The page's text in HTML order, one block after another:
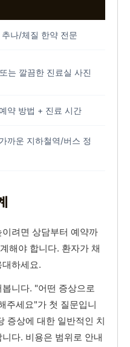
나/체질 한약 전문
는 깔끔한 진료실 사진
약 방법 + 진료 시간
까운 지하철역/버스 정
려면 상담부터 예약까
해야 합니다. 환자가 채
하세요.
니다. "어떤 증상으로
주세요"가 첫 질문입니
증상에 대한 일반적인 치
다. 비용은 범위로 안내